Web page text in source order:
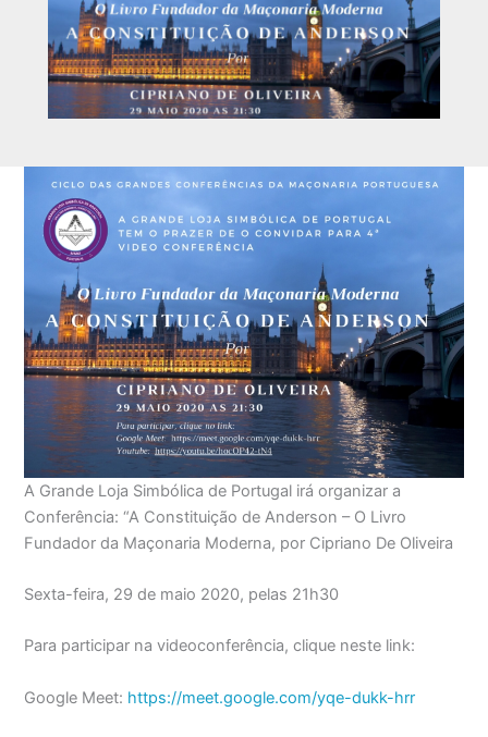
A Grande Loja Simbólica de Portugal irá organizar a
Conferência: “A Constituição de Anderson – O Livro
Fundador da Maçonaria Moderna, por Cipriano De Oliveira
Sexta-feira, 29 de maio 2020, pelas 21h30
Para participar na videoconferência, clique neste link:
Google Meet: https://meet.google.com/yqe-dukk-hrr